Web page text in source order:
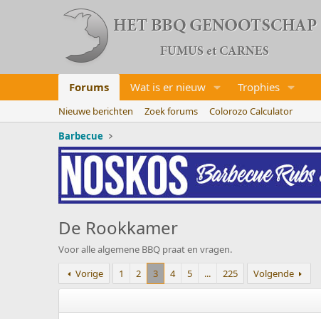
Forums Wat is er nieuw Trophies
Nieuwe berichten Zoek forums
Colorozo Calculator
Barbecue
De Rookkamer
Voor alle algemene BBQ praat en vragen.
Vorige
1 2 3 4 5 ... 225 Volgende